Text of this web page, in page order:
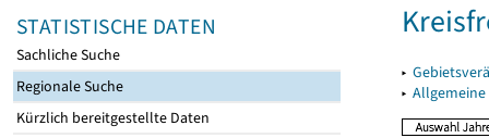
STATISTISCHE DATEN
Sachliche Suche
Regionale Suche
Kürzlich bereitgestellte Daten
▸
▸